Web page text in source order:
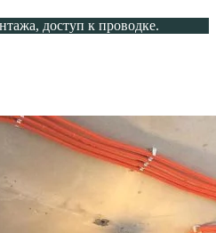
доступ к проводке.